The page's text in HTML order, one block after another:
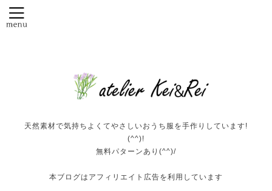
天然素材で気持ちよくてやさしいおうち服を手作りしています!
(^^)!
無料パターンあり(^^)/
本ブログはアフィリエイト広告を利用しています